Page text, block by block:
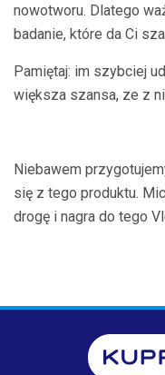
nowotworu. Dlatego
badanie, które da Ci
Pamiętaj: im szybciej
większa szansa, ze z
Niebawem
się z tego produktu.
drogę i nagra do tego